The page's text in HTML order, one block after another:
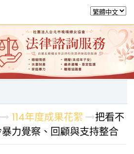
晴 日常服務 課程活動
114年度成果花絮
把看不
力覺察、回顧與支持整合